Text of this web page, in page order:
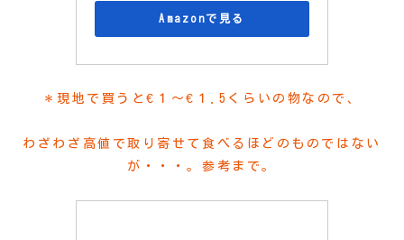
Amazonで見る
＊現地で買うと€１～€１.5くらいの物なので、
わざわざ高値で取り寄せて食べるほどのものではない
が・・・。参考まで。